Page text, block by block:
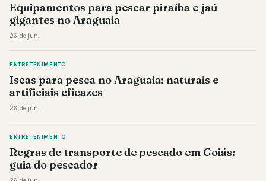
Equipamentos para pescar piraíba e jaú
gigantes no Araguaia
26 de jun.
ENTRETENIMENTO
Iscas para pesca no Araguaia: naturais e
artificiais eficazes
26 de jun.
ENTRETENIMENTO
Regras de transporte de pescado em Goiás:
guia do pescador